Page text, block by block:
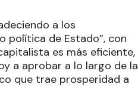
a los
política de Estado”, con
es más eficiente,
a aprobar a lo largo de la
que trae prosperidad a